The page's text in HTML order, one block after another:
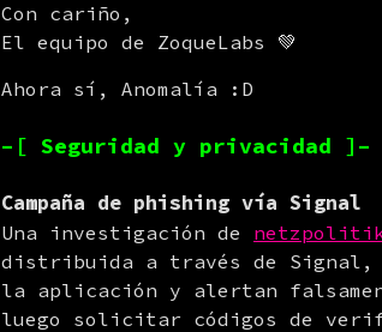
Con cariño,
El equipo de ZoqueLabs 💚
Ahora sí, Anomalía :D
–[ Seguridad y privacidad ]–
Campaña de phishing vía Signal
Una investigación de
distribuida a través de Signal,
la aplicación y alertan
luego solicitar códigos de